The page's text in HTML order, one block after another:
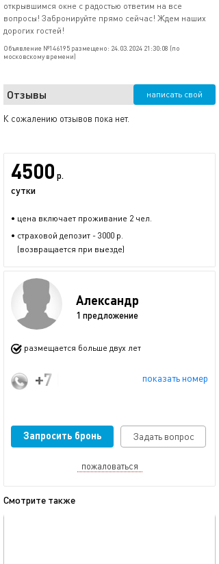
открывшимся окне с радостью ответим на все
вопросы! Забронируйте прямо сейчас! Ждем наших
дорогих гостей!
Объявление №146195 размещено: 24.03.2024 21:30:08 (по
московскому времени)
Отзывы написать свой
К сожалению отзывов пока нет.
4500 р.
сутки
• цена включает проживание 2 чел.
• страховой депозит - 3000 р.
(возвращается при выезде)
Александр
1 предложение
размещается больше двух лет
показать номер
+7 (906) 016-40-97
Запросить бронь Задать вопрос
пожаловаться
Смотрите также